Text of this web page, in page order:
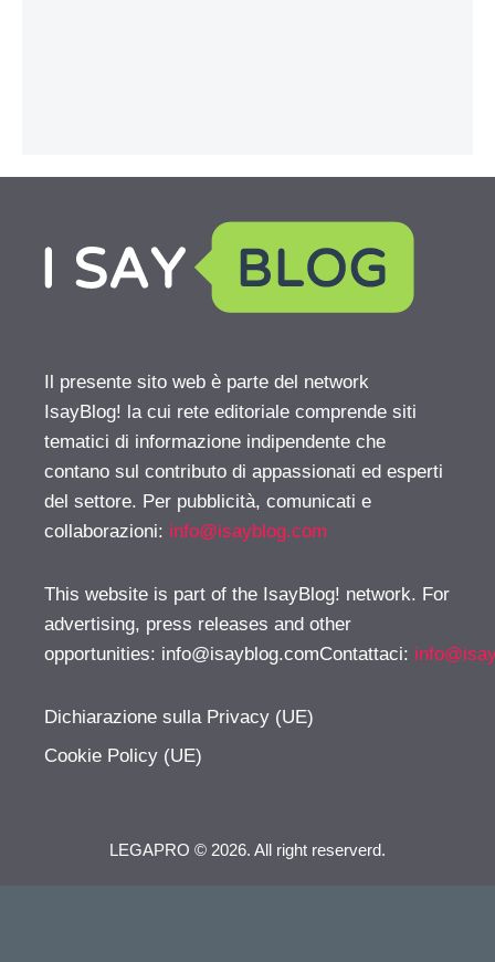
Il presente sito web è parte del network
IsayBlog! la cui rete editoriale comprende siti
tematici di informazione indipendente che
contano sul contributo di appassionati ed esperti
del settore. Per pubblicità, comunicati e
collaborazioni: info@isayblog.com
This website is part of the IsayBlog! network. For
advertising, press releases and other
opportunities: info@isayblog.comContattaci:
Dichiarazione sulla Privacy (UE)
Cookie Policy (UE)
LEGAPRO © 2026. All right reserverd.